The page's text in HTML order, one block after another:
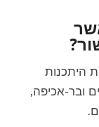
היתכנות
ובר-אכיפה,